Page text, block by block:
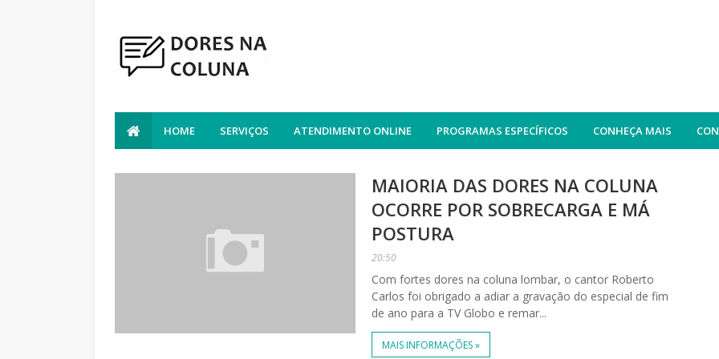
HOME SERVIÇOS ATENDIMENTO ONLINE PROGRAMAS ESPECÍFICOS CONHEÇA MAIS
MAIORIA DAS DORES NA COLUNA
OCORRE POR SOBRECARGA E MÁ
POSTURA
20:50
Com fortes dores na coluna lombar, o cantor Roberto
Carlos foi obrigado a adiar a gravação do especial de fim
de ano para a TV Globo e remar...
MAIS INFORMAÇÕES »